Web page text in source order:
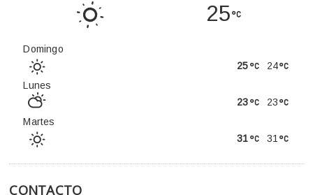
25
Domingo
24
25
Lunes
23
23
Martes
31
31
CONTACTO